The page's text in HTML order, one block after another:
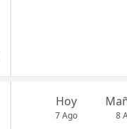
Hoy
7 Ago 8